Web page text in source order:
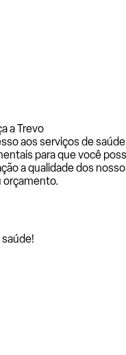
a Trevo
aos serviços de
para que você
a qualidade dos
orçamento.